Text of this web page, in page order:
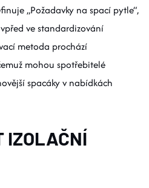
„Požadavky na spací pytle“,
ve standardizování
metoda prochází
mohou spotřebitelé
spacáky v nabídkách
IZOLAČNÍ